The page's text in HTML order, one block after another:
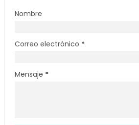
Nombre
Correo electrónico *
Mensaje *